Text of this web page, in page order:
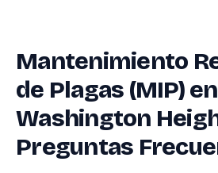
Mantenimiento
de Plagas (MIP) en
Washington
Preguntas